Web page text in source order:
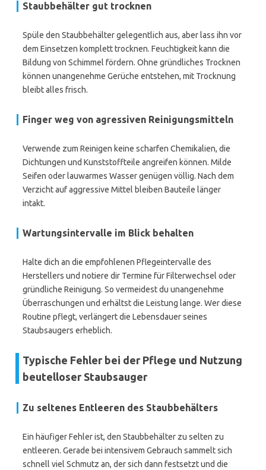
Staubbehälter gut trocknen
Spüle den Staubbehälter gelegentlich aus, aber lass ihn vor
dem Einsetzen komplett trocknen. Feuchtigkeit kann die
Bildung von Schimmel fördern. Ohne gründliches Trocknen
können unangenehme Gerüche entstehen, mit Trocknung
bleibt alles frisch.
Finger weg von agressiven Reinigungsmitteln
Verwende zum Reinigen keine scharfen Chemikalien, die
Dichtungen und Kunststoffteile angreifen können. Milde
Seifen oder lauwarmes Wasser genügen völlig. Nach dem
Verzicht auf aggressive Mittel bleiben Bauteile länger
intakt.
Wartungsintervalle im Blick behalten
Halte dich an die empfohlenen Pflegeintervalle des
Herstellers und notiere dir Termine für Filterwechsel oder
gründliche Reinigung. So vermeidest du unangenehme
Überraschungen und erhältst die Leistung lange. Wer diese
Routine pflegt, verlängert die Lebensdauer seines
Staubsaugers erheblich.
Typische Fehler bei der Pflege und Nutzung
beutelloser Staubsauger
Zu seltenes Entleeren des Staubbehälters
Ein häufiger Fehler ist, den Staubbehälter zu selten zu
entleeren. Gerade bei intensivem Gebrauch sammelt sich
schnell viel Schmutz an, der sich dann festsetzt und die